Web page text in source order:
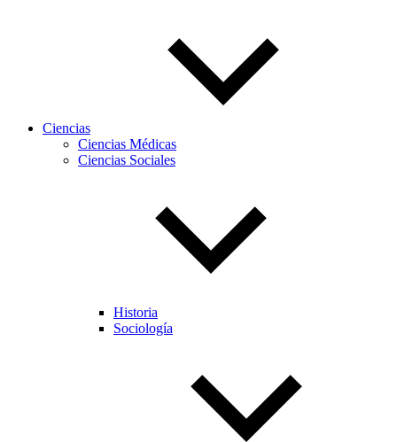
Ciencias
Ciencias Médicas
Ciencias Sociales
Historia
Sociología